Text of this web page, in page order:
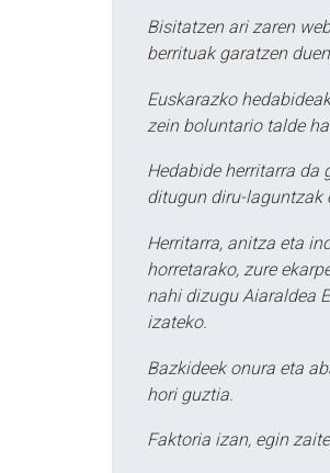
Bisitatzen ari zaren
berrituak garatzen
Euskarazko
zein boluntario talde
Hedabide herritarra da
ditugun diru-laguntzak
Herritarra, anitza eta
horretarako, zure
nahi dizugu Aiaraldea
izateko.
Bazkideek onura eta
hori guztia.
Faktoria izan, egin